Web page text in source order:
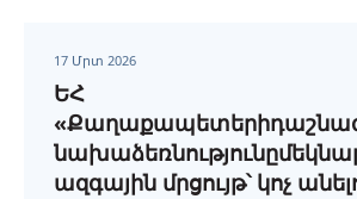
17 Մրտ 2026
ԵՀ
ազգային մրցույթ՝ կոչ